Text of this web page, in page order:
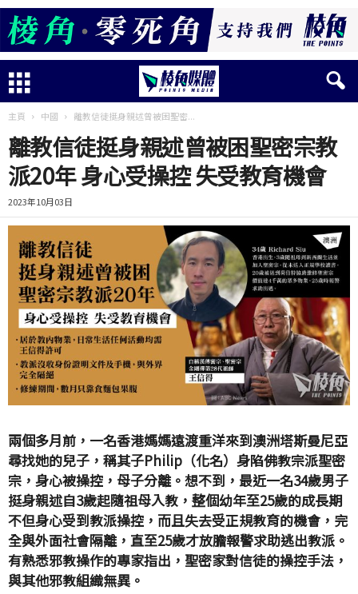
主頁 中國 離教信徒挺身親述曾被困聖密...
離教信徒挺身親述曾被困聖密宗教
派20年 身心受操控 失受教育機會
2023年10月03日
兩個多月前，一名香港媽媽遠渡重洋來到澳洲塔斯曼尼亞
尋找她的兒子，稱其子Philip（化名）身陷佛教宗派聖密
宗，身心被操控，母子分離。想不到，最近一名34歲男子
挺身親述自3歲起隨祖母入教，整個幼年至25歲的成長期
不但身心受到教派操控，而且失去受正規教育的機會，完
全與外面社會隔離，直至25歲才放膽報警求助逃出教派。
有熟悉邪教操作的專家指出，聖密家對信徒的操控手法，
與其他邪教組織無異。